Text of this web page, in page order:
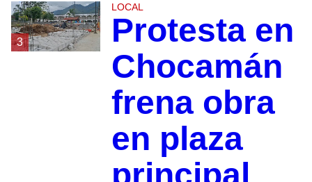
3
LOCAL
Protesta en
Chocamán
frena obra
en plaza
principal